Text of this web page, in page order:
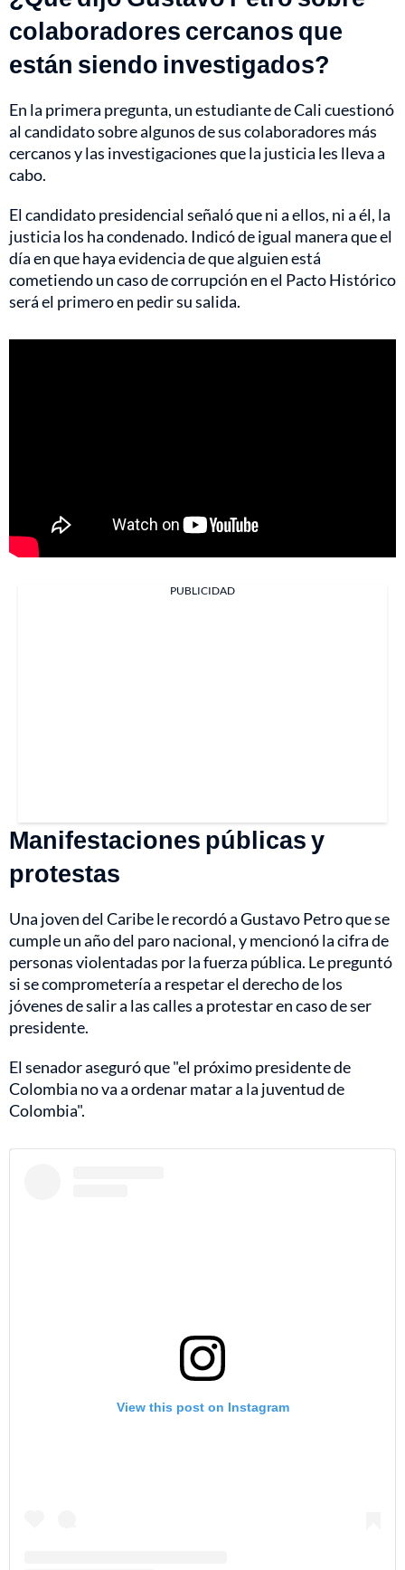
colaboradores cercanos que
están siendo investigados?
En la primera pregunta, un estudiante de Cali cuestionó
al candidato sobre algunos de sus colaboradores más
cercanos y las investigaciones que la justicia les lleva a
cabo.
El candidato presidencial señaló que ni a ellos, ni a él, la
justicia los ha condenado. Indicó de igual manera que el
día en que haya evidencia de que alguien está
cometiendo un caso de corrupción en el Pacto Histórico
será el primero en pedir su salida.
PUBLICIDAD
Manifestaciones públicas y
protestas
Una joven del Caribe le recordó a Gustavo Petro que se
cumple un año del paro nacional, y mencionó la cifra de
personas violentadas por la fuerza pública. Le preguntó
si se comprometería a respetar el derecho de los
jóvenes de salir a las calles a protestar en caso de ser
presidente.
El senador aseguró que "el próximo presidente de
Colombia no va a ordenar matar a la juventud de
Colombia".
View this post on Instagram